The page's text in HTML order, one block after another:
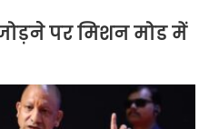
पर मिशन मोड में